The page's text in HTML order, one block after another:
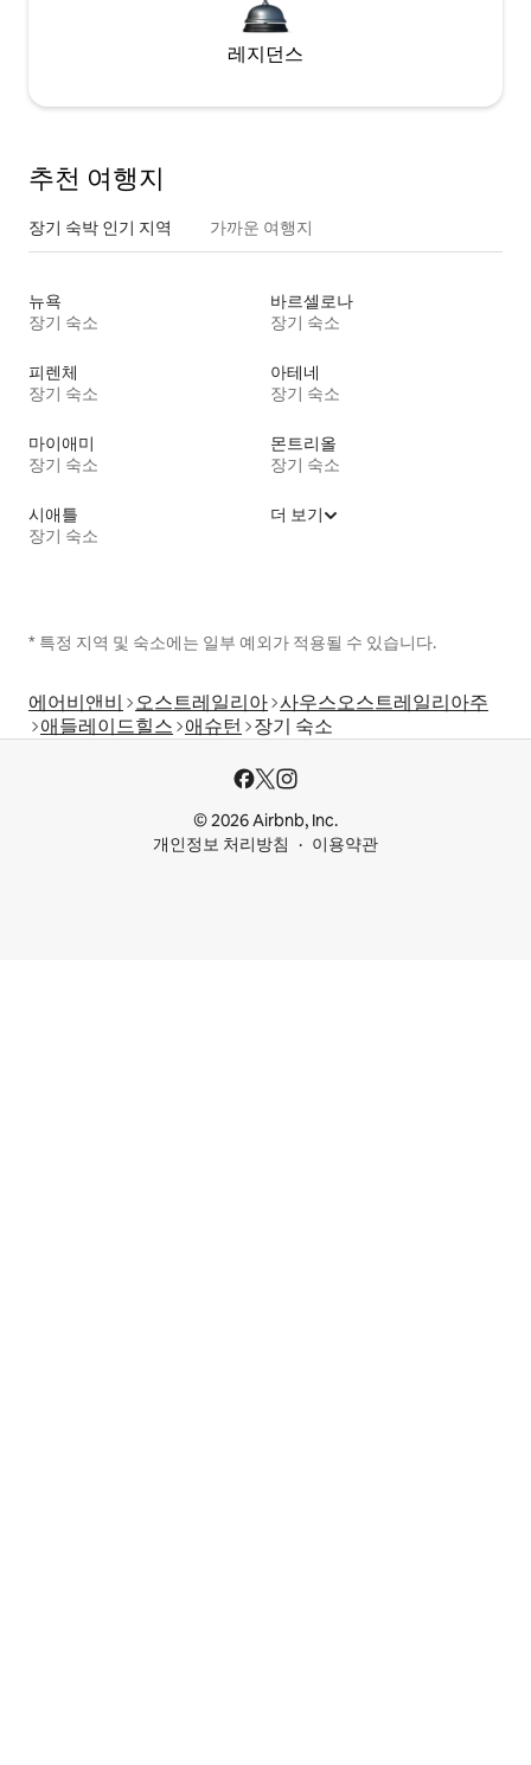
레지던스
추천 여행지
장기 숙박 인기 지역 가까운 여행지
뉴욕
장기 숙소
바르셀로나
장기 숙소
피렌체
장기 숙소
아테네
장기 숙소
마이애미
장기 숙소
몬트리올
장기 숙소
시애틀
장기 숙소
더 보기
* 특정 지역 및 숙소에는 일부 예외가 적용될 수 있습니다.
에어비앤비 오스트레일리아 사우스오스트레일리아주
애들레이드힐스 애슈턴 장기 숙소
© 2026 Airbnb, Inc.
개인정보 처리방침
이용약관